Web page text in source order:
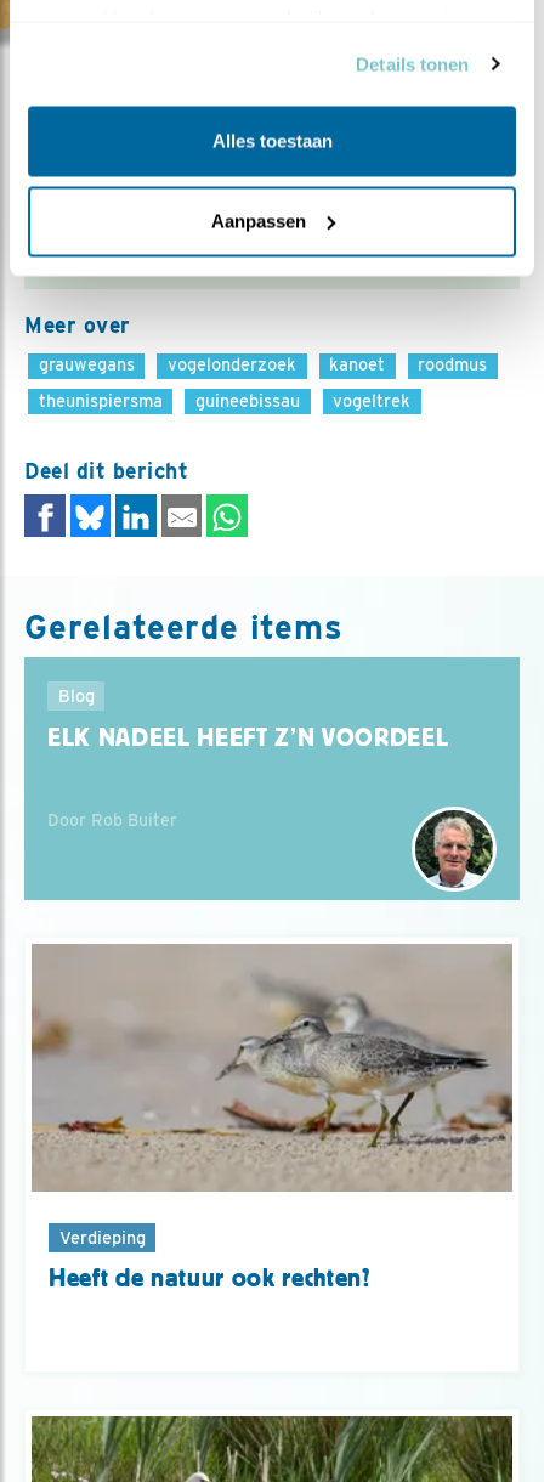
Details tonen
Alles toestaan
Aanpassen
Vogelbescherming.
(vogel)voorbeelden illustreren waarom problemen
vaak verergeren door ‘oplossingen’ uit de
wetenschap. De auteurs pleiten voor een werkelijk
duurzame omgang met de natuur.
Meer over
grauwegans vogelonderzoek kanoet
roodmus
theunispiersma
guineebissau vogeltrek
Deel dit bericht
Gerelateerde items
Blog
ELK NADEEL HEEFT Z’N VOORDEEL
Door Rob Buiter
Verdieping
Heeft de natuur ook rechten?